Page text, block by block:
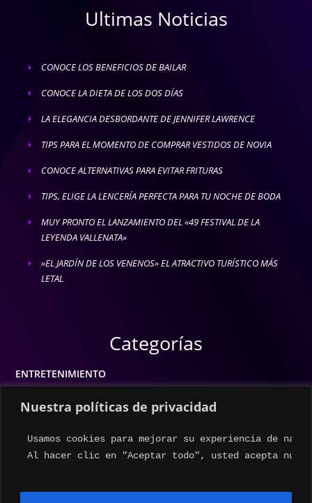
Nuestra políticas de privacidad
Usamos cookies para mejorar su experiencia de
Al hacer clic en "Aceptar todo", usted acepta
Ultimas Noticias
E CONOCE LOS BENEFICIOS DE BAILAR
E CONOCE LA DIETA DE LOS DOS DÍAS
E LA ELEGANCIA DESBORDANTE DE JENNIFER LAWRENCE
E TIPS PARA EL MOMENTO DE COMPRAR VESTIDOS DE NOVIA
E CONOCE ALTERNATIVAS PARA EVITAR FRITURAS
E TIPS, ELIGE LA LENCERÍA PERFECTA PARA TU NOCHE DE BODA
E
MUY PRONTO EL LANZAMIENTO DEL «49 FESTIVAL DE LA
LEYENDA VALLENATA»
E
»EL JARDÍN DE LOS VENENOS» EL ATRACTIVO TURÍSTICO MÁS
LETAL
Categorías
ENTRETENIMIENTO
ESTILO DE VIDA